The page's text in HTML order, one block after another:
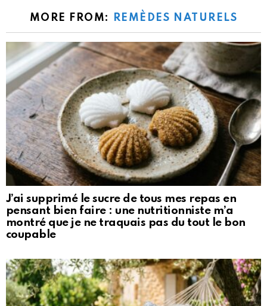
MORE FROM: REMÈDES NATURELS
J’ai supprimé le sucre de tous mes repas en
pensant bien faire : une nutritionniste m’a
montré que je ne traquais pas du tout le bon
coupable